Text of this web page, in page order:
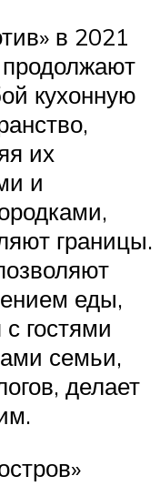
в 2021
продолжают
кухонную
их
и
границы.
еды,
гостями
семьи,
делает